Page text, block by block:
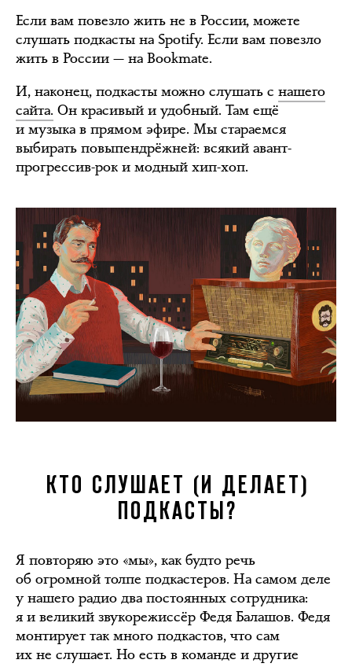
Если вам повезло жить не в России, можете
слушать подкасты на Spotify. Если вам повезло
жить в России — на Bookmate.
И, наконец, подкасты можно слушать с нашего
сайта. Он красивый и удобный. Там ещё
и музыка в прямом эфире. Мы стараемся
выбирать повыпендрёжней: всякий авант-
прогрессив-рок и модный хип-хоп.
КТО СЛУШАЕТ (И ДЕЛАЕТ)
ПОДКАСТЫ?
Я повторяю это «мы», как будто речь
об огромной толпе подкастеров. На самом деле
у нашего радио два постоянных сотрудника:
я и великий звукорежиссёр Федя Балашов. Федя
монтирует так много подкастов, что сам
их не слушает. Но есть в команде и другие